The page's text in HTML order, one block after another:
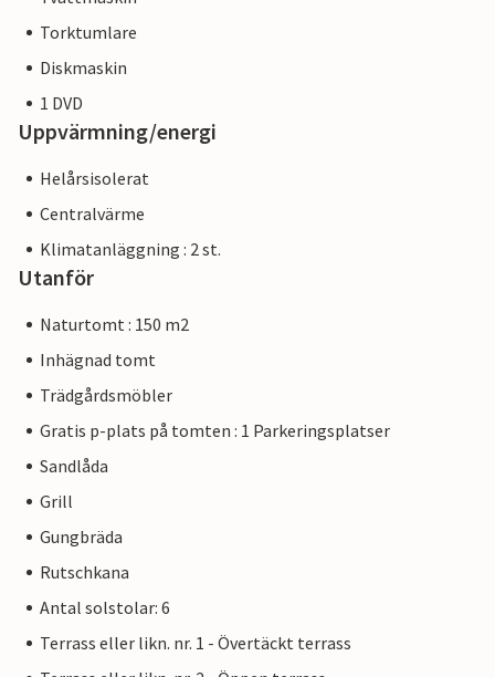
Torktumlare
Diskmaskin
1 DVD
Uppvärmning/energi
Helårsisolerat
Centralvärme
Klimatanläggning : 2 st.
Utanför
Naturtomt : 150 m2
Inhägnad tomt
Trädgårdsmöbler
Gratis p-plats på tomten : 1 Parkeringsplatser
Sandlåda
Grill
Gungbräda
Rutschkana
Antal solstolar: 6
Terrass eller likn. nr. 1 - Övertäckt terrass